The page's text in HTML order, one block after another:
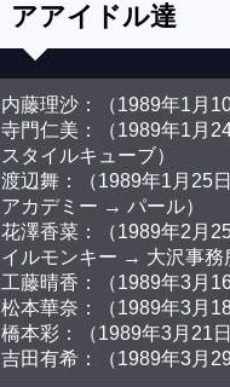
アアイドル達
内藤理沙：（1989年1月
寺門仁美：（1989年1月
スタイルキューブ）
渡辺舞：（1989年1月25
アカデミー → パール）
花澤香菜：（1989年2月
イルモンキー → 大沢事務
工藤晴香：（1989年3月
松本華奈：（1989年3月
橋本彩：（1989年3月21
吉田有希：（1989年3月